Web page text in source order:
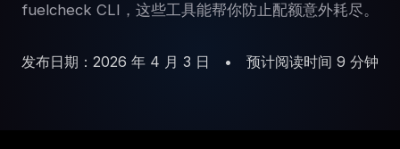
fuelcheck CLI，这些工具能帮你防止配额意外耗尽。
发布日期：2026 年 4 月 3 日 • 预计阅读时间 9 分钟